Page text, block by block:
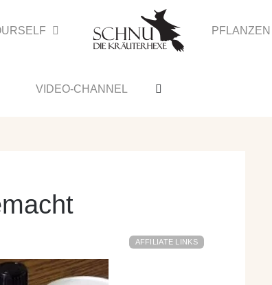
PFLANZEN
VIDEO-CHANNEL
AFFILIATE LINKS